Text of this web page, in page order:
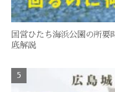
国営ひたち海浜公園の所要
底解説